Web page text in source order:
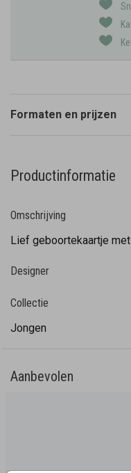
Formaten en prijzen
Productinformatie
Omschrijving
Lief geboortekaartje
Designer
Collectie
Jongen
Aanbevolen